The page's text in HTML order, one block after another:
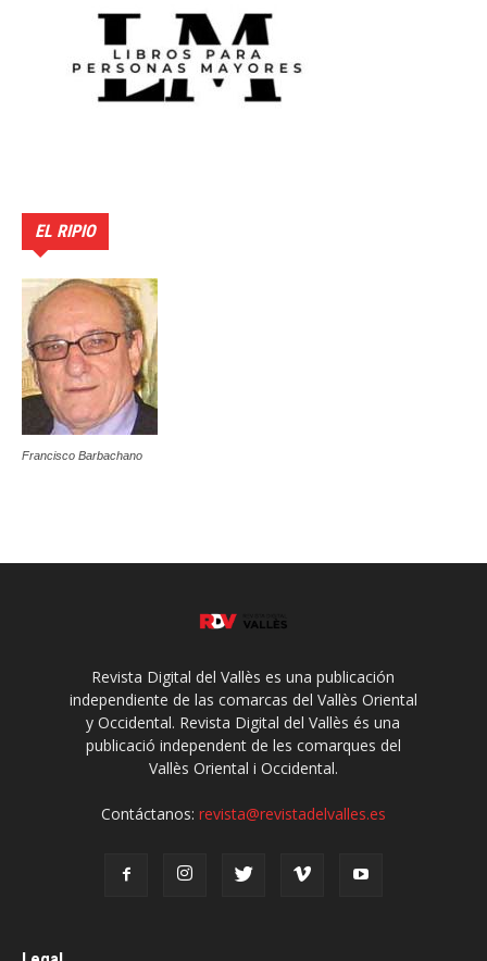
EL RIPIO
Francisco Barbachano
Revista Digital del Vallès es una publicación
independiente de las comarcas del Vallès Oriental
y Occidental. Revista Digital del Vallès és una
publicació independent de les comarques del
Vallès Oriental i Occidental.
Contáctanos: revista@revistadelvalles.es